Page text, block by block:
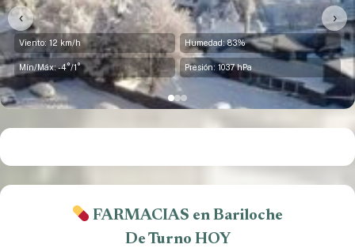
Viento: 8 km/h Humedad: 83%
Mín/Máx: -5°/-1° Presión: 1036 hPa
‹ ›
FARMACIAS en Bariloche
De Turno HOY